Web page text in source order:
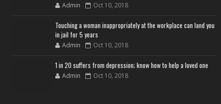
Admin Oct 10, 2018
Touching a woman inappropriately at the workplace can land you
in jail for 5 years
Admin Oct 10, 2018
1 in 20 suffers from depression; know how to help a loved one
Admin Oct 10, 2018